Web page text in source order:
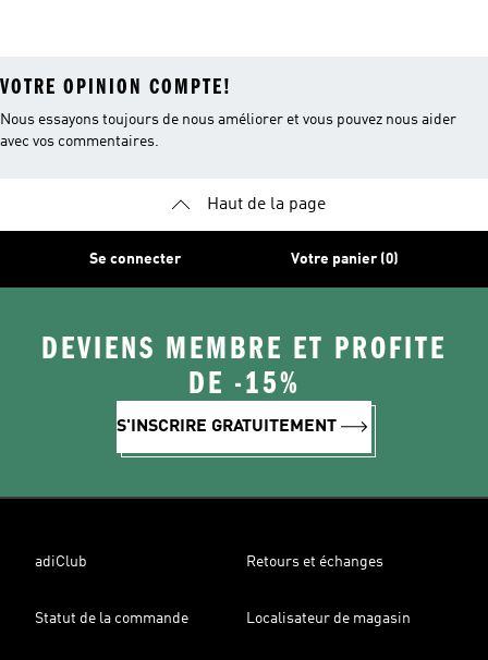
VOTRE OPINION COMPTE!
Nous essayons toujours de nous améliorer et vous pouvez nous aider
avec vos commentaires.
Haut de la page
Se connecter Votre panier (0)
DEVIENS MEMBRE ET PROFITE
DE -15%
S'INSCRIRE GRATUITEMENT
adiClub Retours et échanges
Statut de la commande Localisateur de magasin